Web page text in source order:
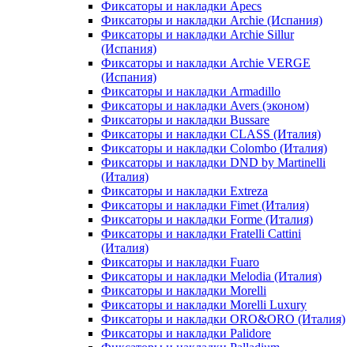
Фиксаторы и накладки Apecs
Фиксаторы и накладки Archie (Испания)
Фиксаторы и накладки Archie Sillur
(Испания)
Фиксаторы и накладки Archie VERGE
(Испания)
Фиксаторы и накладки Armadillo
Фиксаторы и накладки Avers (эконом)
Фиксаторы и накладки Bussare
Фиксаторы и накладки CLASS (Италия)
Фиксаторы и накладки Colombo (Италия)
Фиксаторы и накладки DND by Martinelli
(Италия)
Фиксаторы и накладки Extreza
Фиксаторы и накладки Fimet (Италия)
Фиксаторы и накладки Forme (Италия)
Фиксаторы и накладки Fratelli Cattini
(Италия)
Фиксаторы и накладки Fuaro
Фиксаторы и накладки Melodia (Италия)
Фиксаторы и накладки Morelli
Фиксаторы и накладки Morelli Luxury
Фиксаторы и накладки ORO&ORO (Италия)
Фиксаторы и накладки Palidore